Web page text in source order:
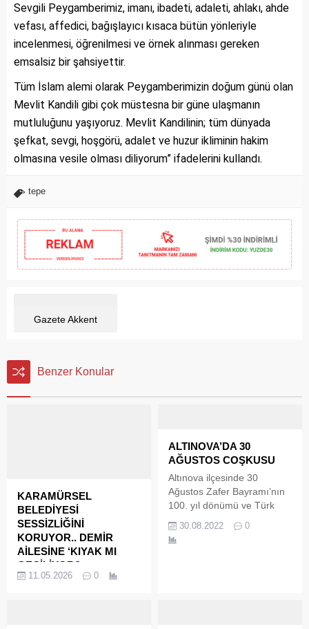
Sevgili Peygamberimiz, imanı, ibadeti, adaleti, ahlakı, ahde
vefası, affedici, bağışlayıcı kısaca bütün yönleriyle
incelenmesi, öğrenilmesi ve örnek alınması gereken
emsalsiz bir şahsiyettir.
Tüm İslam alemi olarak Peygamberimizin doğum günü olan
Mevlit Kandili gibi çok müstesna bir güne ulaşmanın
mutluluğunu yaşıyoruz. Mevlit Kandilinin; tüm dünyada
şefkat, sevgi, hoşgörü, adalet ve huzur ikliminin hakim
olmasına vesile olması diliyorum” ifadelerini kullandı.
tepe
Gazete Akkent
Benzer Konular
KARAMÜRSEL
BELEDİYESİ
SESSİZLİĞİNİ
KORUYOR.. DEMİR
AİLESİNE ‘KIYAK MI
GEÇİLİYOR?
YENİDEMİR İLE İLİŞKİLİ
11.05.2026 0
ALTINOVA’DA 30
AĞUSTOS COŞKUSU
Altınova ilçesinde 30
Ağustos Zafer Bayramı’nın
100. yıl dönümü ve Türk
törenlerle kutlandı. Altınova
Hükümet Konağı önündeki
30.08.2022 0